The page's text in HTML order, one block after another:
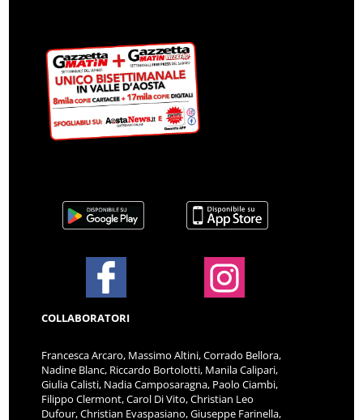
COLLABORATORI
Francesca Arcaro, Massimo Altini, Corrado Bellora,
Nadine Blanc, Riccardo Bortolotti, Manila Calipari,
Giulia Calisti, Nadia Camposaragna, Paolo Ciambi,
Filippo Clermont, Carol Di Vito, Christian Leo
Dufour, Christian Evaspasiano, Giuseppe Farinella,